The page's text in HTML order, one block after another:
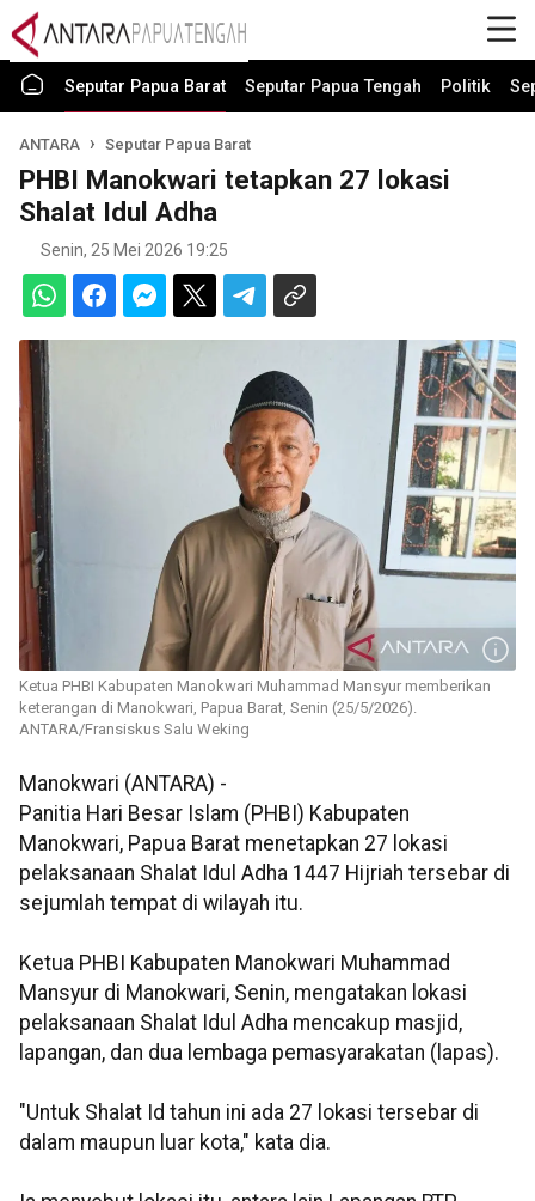
Seputar Papua Barat Seputar Papua Tengah Politik
ANTARA Seputar Papua Barat
PHBI Manokwari tetapkan 27 lokasi
Shalat Idul Adha
Senin, 25 Mei 2026 19:25
Ketua PHBI Kabupaten Manokwari Muhammad Mansyur memberikan
keterangan di Manokwari, Papua Barat, Senin (25/5/2026).
ANTARA/Fransiskus Salu Weking
Manokwari (ANTARA) -
Panitia Hari Besar Islam (PHBI) Kabupaten
Manokwari, Papua Barat menetapkan 27 lokasi
pelaksanaan Shalat Idul Adha 1447 Hijriah tersebar di
sejumlah tempat di wilayah itu.
Ketua PHBI Kabupaten Manokwari Muhammad
Mansyur di Manokwari, Senin, mengatakan lokasi
pelaksanaan Shalat Idul Adha mencakup masjid,
lapangan, dan dua lembaga pemasyarakatan (lapas).
"Untuk Shalat Id tahun ini ada 27 lokasi tersebar di
dalam maupun luar kota," kata dia.